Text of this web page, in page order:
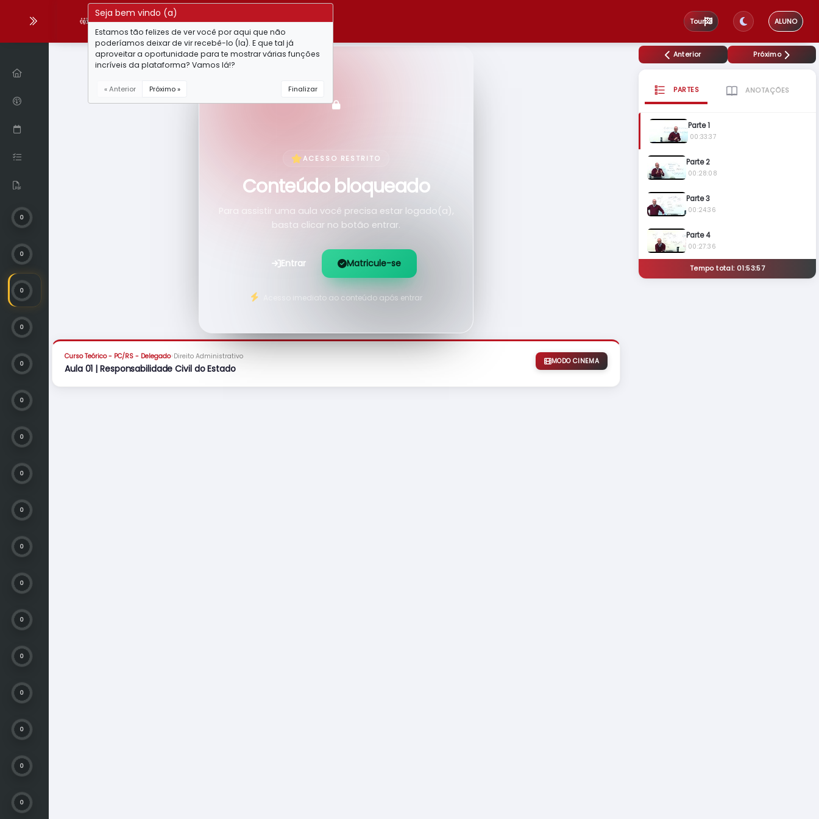
Comunidades Tour ALUNO
0
0
0
0
0
0
0
0
0
0
0
0
0
0
0
0
0
ACESSO RESTRITO
Conteúdo bloqueado
Para assistir uma aula você precisa estar logado(a),
basta clicar no botão entrar.
Entrar Matricule-se
Acesso imediato ao conteúdo após entrar
Curso Teórico - PC/RS - Delegado› Direito Administrativo
Aula 01 | Responsabilidade Civil do Estado
MODO CINEMA
Anterior Próximo
PARTES ANOTAÇÕES
Parte 1
00:33:37
Parte 2
00:28:08
Parte 3
00:24:36
Parte 4
00:27:36
Tempo total: 01:53:57
Seja bem vindo (a)
Estamos tão felizes de ver você por aqui que não
poderíamos deixar de vir recebê-lo (la). E que tal já
aproveitar a oportunidade para te mostrar várias funções
incríveis da plataforma? Vamos lá!?
« Anterior Próximo » Finalizar